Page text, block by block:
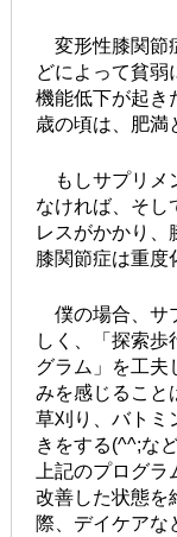
変形性膝関節
どによって貧弱
機能低下が起き
歳の頃は、肥満
もしサプリメ
なければ、そし
レスがかかり、
膝関節症は重度
僕の場合、サ
しく、「探索歩
グラム」を工夫
みを感じること
草刈り、バトミ
きをする(^^;な
上記のプログ
改善した状態を
際、デイケアな